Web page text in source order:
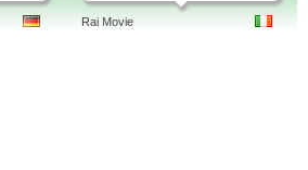
Rai Movie